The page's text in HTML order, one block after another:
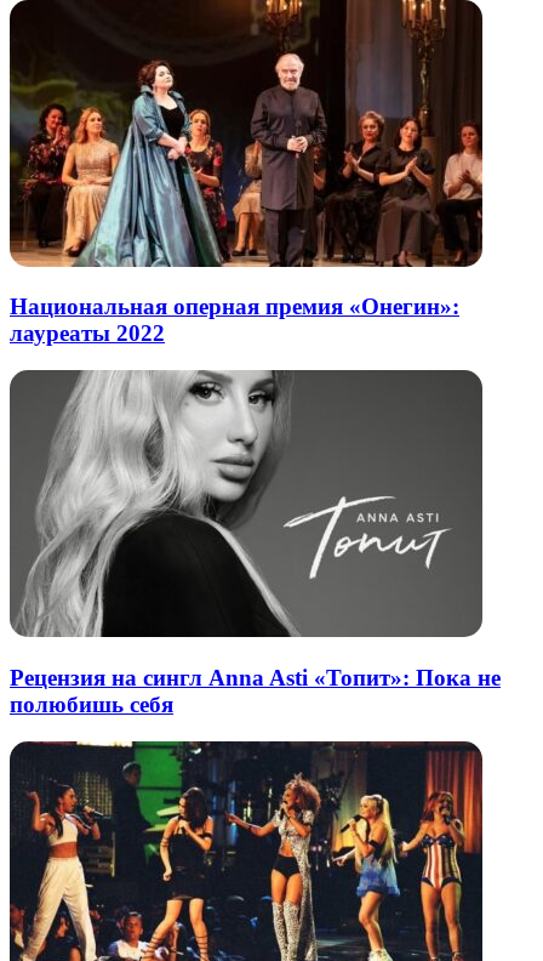
Национальная оперная премия «Онегин»:
лауреаты 2022
Рецензия на сингл Anna Asti «Топит»: Пока не
полюбишь себя